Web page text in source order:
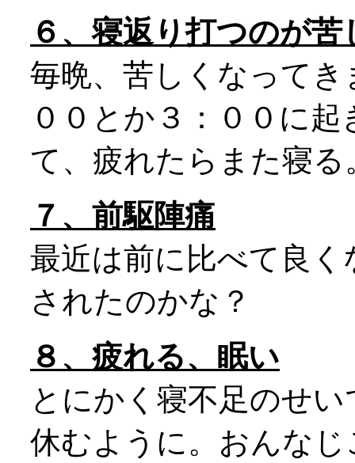
６、寝返り打つのが苦
毎晩、苦しくなって
００とか３：００に
て、疲れたらまた寝る
７、前駆陣痛
最近は前に比べて良
されたのかな？
８、疲れる、眠い
とにかく寝不足のせ
休むように。おんな